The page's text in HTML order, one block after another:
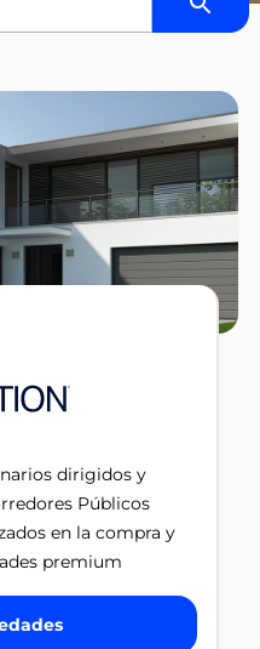
dirigidos y
Públicos
en la compra y
premium